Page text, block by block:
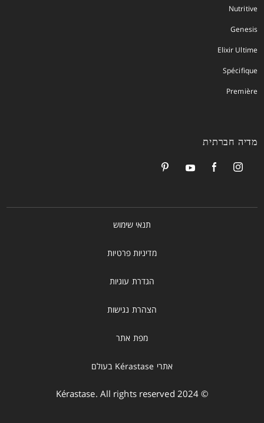
Nutritive
Genesis
Elixir Ultime
Spécifique
Première
מדיה חברתית
תנאי שימוש
מדיניות פרטיות
הגדרת עוגיות
הצהרת נגישות
מפת אתר
אתרי Kérastase בעולם
© 2024 Kérastase. All rights reserved